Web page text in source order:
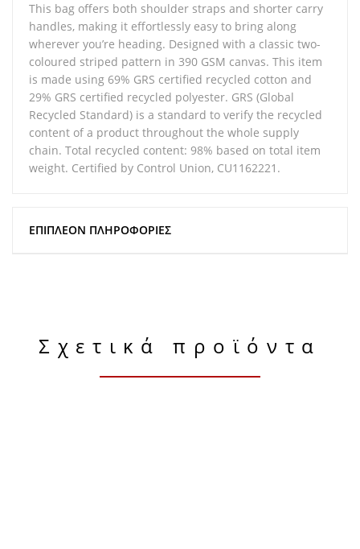
This bag offers both shoulder straps and shorter carry
handles, making it effortlessly easy to bring along
wherever you’re heading. Designed with a classic two-
coloured striped pattern in 390 GSM canvas. This item
is made using 69% GRS certified recycled cotton and
29% GRS certified recycled polyester. GRS (Global
Recycled Standard) is a standard to verify the recycled
content of a product throughout the whole supply
chain. Total recycled content: 98% based on total item
weight. Certified by Control Union, CU1162221.
ΕΠΙΠΛΈΟΝ ΠΛΗΡΟΦΟΡΊΕΣ
Σχετικά προϊόντα